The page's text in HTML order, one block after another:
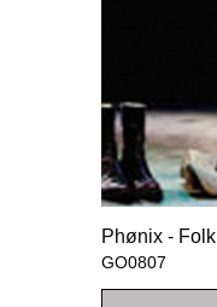
Phønix - Folk
GO0807